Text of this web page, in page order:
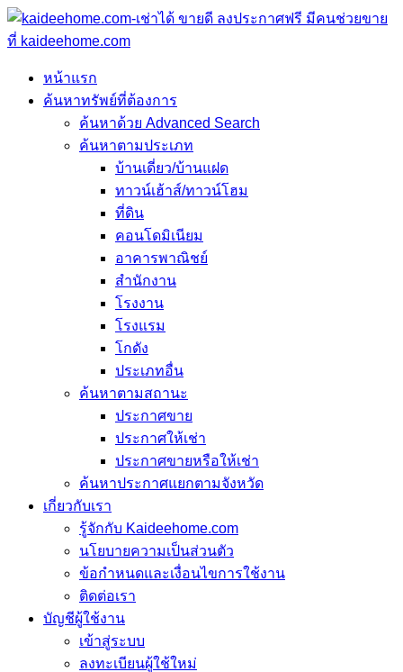
หน้าแรก
ค้นหาทรัพย์ที่ต้องการ
ค้นหาด้วย Advanced Search
ค้นหาตามประเภท
บ้านเดี่ยว/บ้านแฝด
ทาวน์เฮ้าส์/ทาวน์โฮม
ที่ดิน
คอนโดมิเนียม
อาคารพาณิชย์
สำนักงาน
โรงงาน
โรงแรม
โกดัง
ประเภทอื่น
ค้นหาตามสถานะ
ประกาศขาย
ประกาศให้เช่า
ประกาศขายหรือให้เช่า
ค้นหาประกาศแยกตามจังหวัด
เกี่ยวกับเรา
รู้จักกับ Kaideehome.com
นโยบายความเป็นส่วนตัว
ข้อกำหนดและเงื่อนไขการใช้งาน
ติดต่อเรา
บัญชีผู้ใช้งาน
เข้าสู่ระบบ
ลงทะเบียนผู้ใช้ใหม่